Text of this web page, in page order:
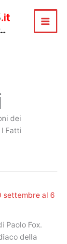
dei
Fatti
settembre al 6
Paolo Fox.
della